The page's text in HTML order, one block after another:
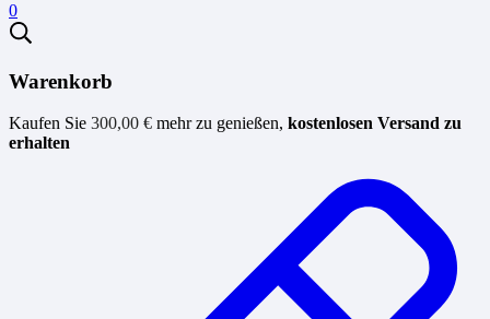
0
Warenkorb
Kaufen Sie 300,00 € mehr zu genießen, kostenlosen Versand zu
erhalten